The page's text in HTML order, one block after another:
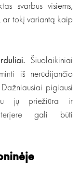
svarbus visiems,
ar tokį variantą kaip
Šiuolaikiniai
iš nerūdijančio
pigiausi
jų priežiūra ir
gali būti